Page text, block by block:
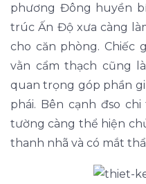
phương Đông huyền
trúc Ấn Độ xưa càng
cho căn phòng. Chiếc
vằn cẩm thạch cũng
quan trọng góp phần
phái. Bên cạnh đso
tường càng thể hiện
thanh nhã và có mắt